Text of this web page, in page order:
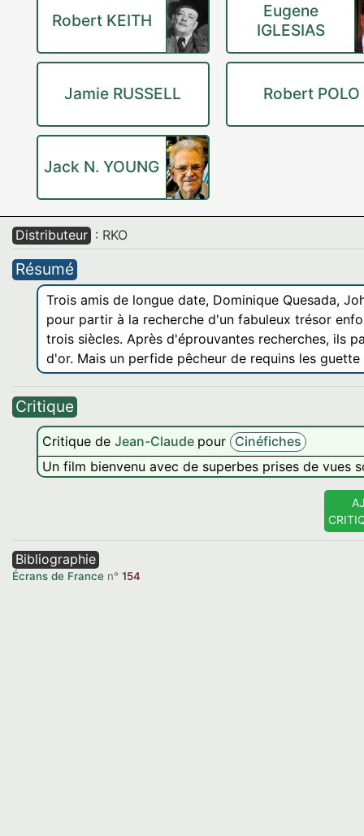
Robert KEITH
Eugene
IGLESIAS
Jamie RUSSELL Robert POLO
Jack N. YOUNG
Distributeur : RKO
Résumé
Trois amis de longue date, Dominique Quesada,
pour partir à la recherche d'un fabuleux trésor
trois siècles. Après d'éprouvantes recherches, ils
d'or. Mais un perfide pêcheur de requins les
Critique
Critique de Jean-Claude pour Cinéfiches
Un film bienvenu avec de superbes prises de vues
Bibliographie
Écrans de France n° 154